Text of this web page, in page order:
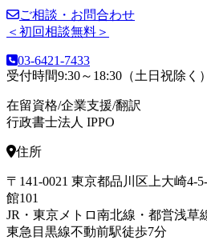
ご相談・お問合わせ
＜初回相談無料＞
03-6421-7433
受付時間9:30～18:30（土日祝除く）
在留資格/企業支援/翻訳
行政書士法人 IPPO
住所
〒141-0021 東京都品川区上大崎4-
館101
JR・東京メトロ南北線・都営浅草
東急目黒線不動前駅徒歩7分